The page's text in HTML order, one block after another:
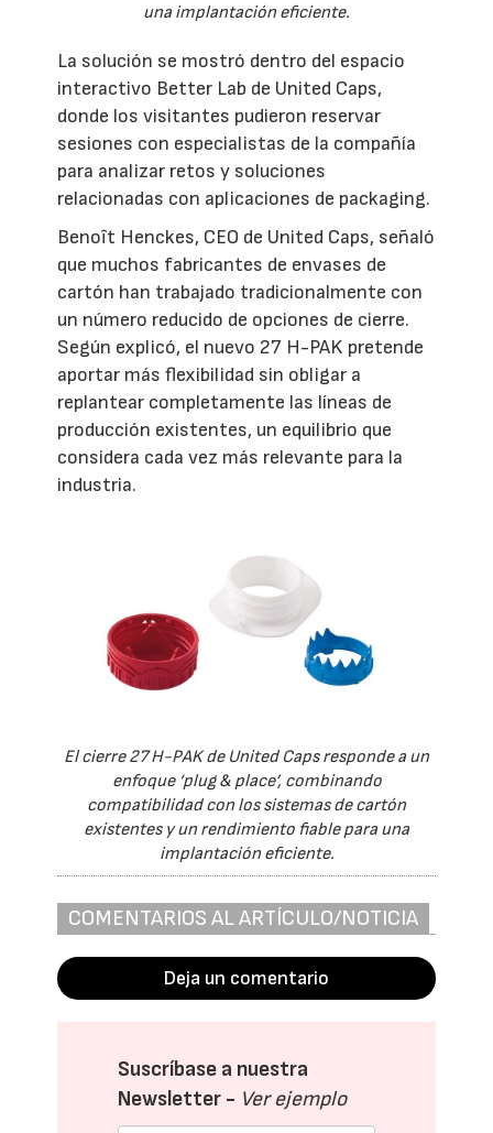
una implantación eficiente.
La solución se mostró dentro del espacio
interactivo Better Lab de United Caps,
donde los visitantes pudieron reservar
sesiones con especialistas de la compañía
para analizar retos y soluciones
relacionadas con aplicaciones de packaging.
Benoît Henckes, CEO de United Caps, señaló
que muchos fabricantes de envases de
cartón han trabajado tradicionalmente con
un número reducido de opciones de cierre.
Según explicó, el nuevo 27 H-PAK pretende
aportar más flexibilidad sin obligar a
replantear completamente las líneas de
producción existentes, un equilibrio que
considera cada vez más relevante para la
industria.
El cierre 27 H-PAK de United Caps responde a un
enfoque ‘plug & place’, combinando
compatibilidad con los sistemas de cartón
existentes y un rendimiento fiable para una
implantación eficiente.
COMENTARIOS AL ARTÍCULO/NOTICIA
Deja un comentario
Suscríbase a nuestra
Newsletter - Ver ejemplo